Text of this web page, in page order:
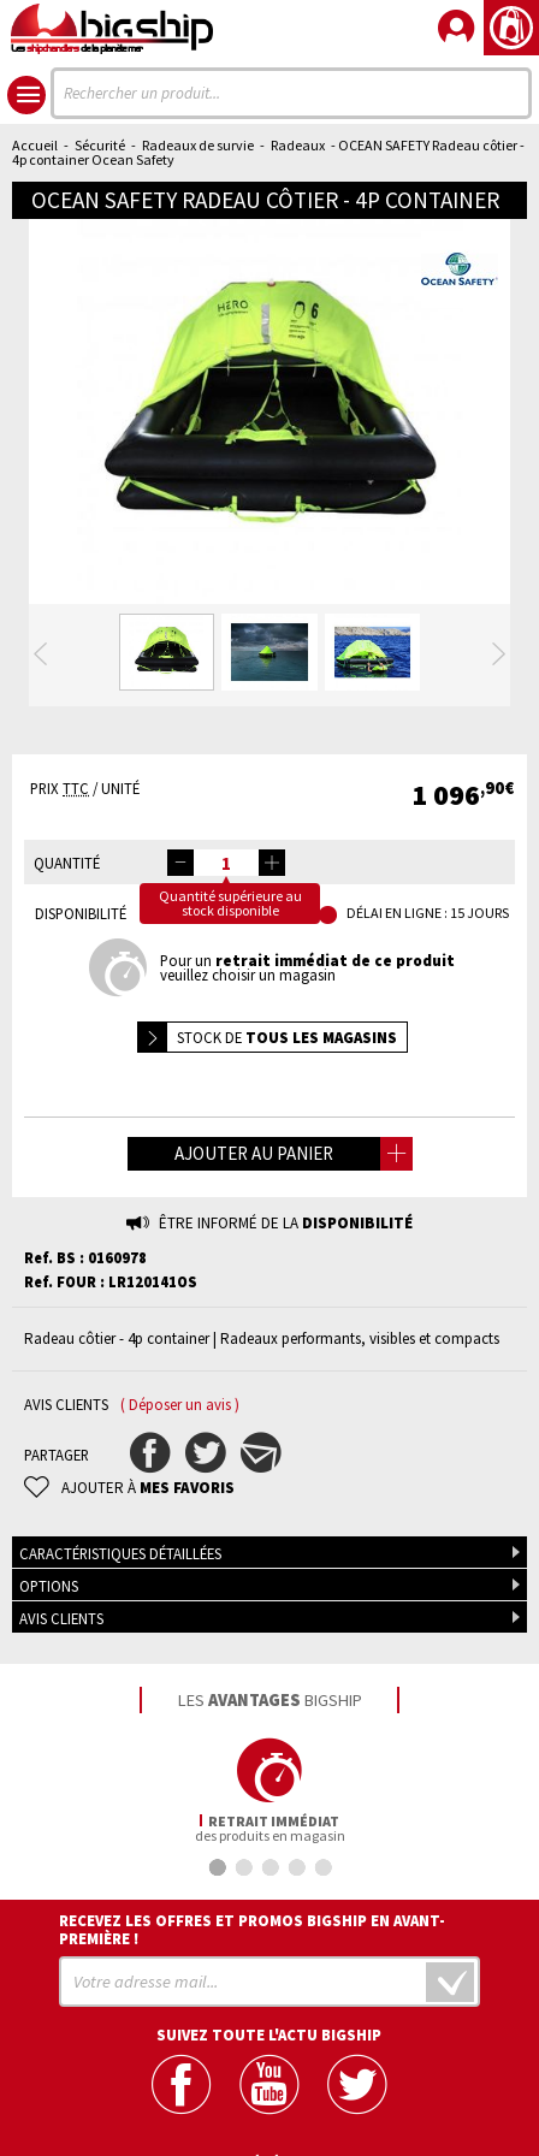
Lesshipchandlersde la planète mer
Accueil - Sécurité - Radeaux de survie - Radeaux - OCEAN SAFETY Radeau côtier -
4p container Ocean Safety
OCEAN SAFETY RADEAU CÔTIER - 4P CONTAINER
Précédente
PRIXTTC / UNITÉ 1 096,90€
QUANTITÉ
Quantité supérieure au
stock disponible
DISPONIBILITÉ DÉLAI EN LIGNE : 15 JOURS
Pour un retrait immédiat de ce produit
veuillez choisir un magasin
STOCK DE TOUS LES MAGASINS
AJOUTER AU PANIER
ÊTRE INFORMÉ DE LA DISPONIBILITÉ
Ref. BS : 0160978
Ref. FOUR : LR120141OS
Radeau côtier - 4p container | Radeaux performants, visibles et compacts
AVIS CLIENTS ( Déposer un avis )
PARTAGER
AJOUTER À MES FAVORIS
CARACTÉRISTIQUES DÉTAILLÉES
OPTIONS
AVIS CLIENTS
LES AVANTAGES BIGSHIP
RETRAIT IMMÉDIAT
des produits en magasin
RECEVEZ LES OFFRES ET PROMOS BIGSHIP EN AVANT-
PREMIÈRE !
SUIVEZ TOUTE L'ACTU BIGSHIP